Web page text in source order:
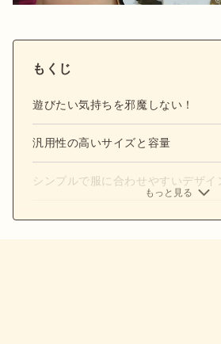
もくじ
遊びたい気持ちを邪魔しない！
汎用性の高いサイズと容量
シンプルで服に合わせやすいデザイ
もっと見る